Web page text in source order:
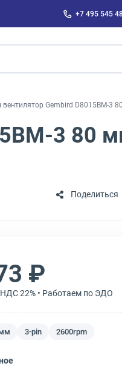
+7 495 545
вентилятор Gembird D8015BM-3
3 80
Поделиться
₽
22% • Работаем по ЭДО
3-pin 2600rpm